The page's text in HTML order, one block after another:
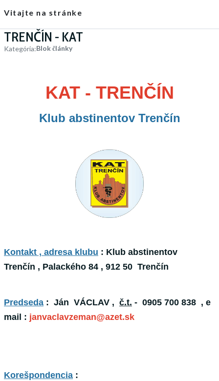
Vitajte na stránke
TRENČÍN - KAT
Kategória:Blok články
KAT - TRENČÍN
Klub abstinentov Trenčín
Kontakt , adresa klubu : Klub abstinentov
Trenčín , Palackého 84 , 912 50 Trenčín
Predseda : Ján VÁCLAV , č.t. - 0905 700 838 , e
mail : janvaclavzeman@azet.sk
Korešpondencia :